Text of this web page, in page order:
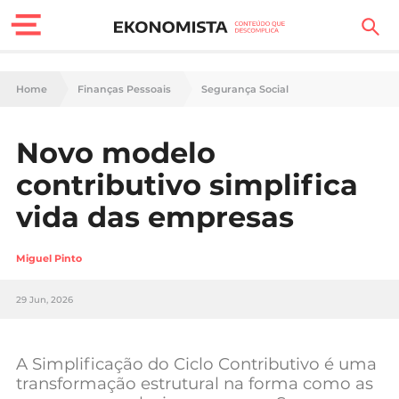
Finanças Pessoais
Carreira
Casa
Lifestyle
Sociedade
Negócios
Home Finanças Pessoais Segurança Social
Novo modelo
contributivo simplifica
vida das empresas
Miguel Pinto
29 Jun, 2026
A Simplificação do Ciclo Contributivo é uma
transformação estrutural na forma como as